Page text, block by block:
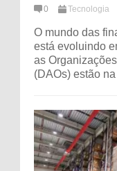
0 Tecnologia
O mundo das
está evoluindo
as
(DAOs) estão na